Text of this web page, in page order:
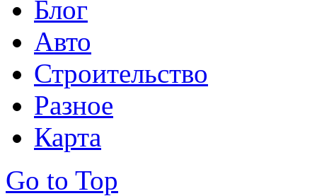
Блог
Авто
Строительство
Разное
Карта
Go to Top